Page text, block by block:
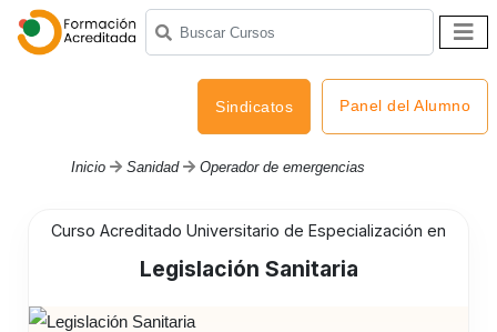
Sindicatos Panel del Alumno
Inicio Sanidad Operador de emergencias
Curso Acreditado Universitario de Especialización en
Legislación Sanitaria